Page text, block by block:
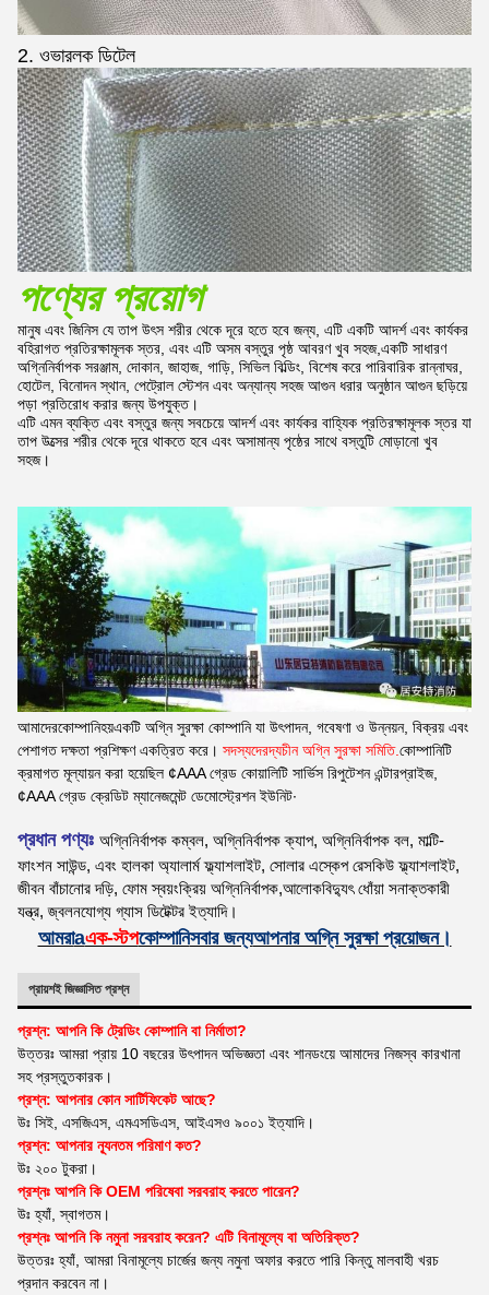
2. ওভারলক ডিটেল
পণ্যের প্রয়োগ
মানুষ এবং জিনিস যে তাপ উৎস শরীর থেকে দূরে হতে হবে জন্য, এটি একটি আদর্শ এবং কার্যকর
বহিরাগত প্রতিরক্ষামূলক স্তর, এবং এটি অসম বস্তুর পৃষ্ঠ আবরণ খুব সহজ,একটি সাধারণ
অগ্নিনির্বাপক সরঞ্জাম, দোকান, জাহাজ, গাড়ি, সিভিল বিল্ডিং, বিশেষ করে পারিবারিক রান্নাঘর,
হোটেল, বিনোদন স্থান, পেট্রোল স্টেশন এবং অন্যান্য সহজ আগুন ধরার অনুষ্ঠান আগুন ছড়িয়ে
পড়া প্রতিরোধ করার জন্য উপযুক্ত।
এটি এমন ব্যক্তি এবং বস্তুর জন্য সবচেয়ে আদর্শ এবং কার্যকর বাহ্যিক প্রতিরক্ষামূলক স্তর যা
তাপ উত্সের শরীর থেকে দূরে থাকতে হবে এবং অসামান্য পৃষ্ঠের সাথে বস্তুটি মোড়ানো খুব
সহজ।
আমাদেরকোম্পানিহয়একটি অগ্নি সুরক্ষা কোম্পানি যা উৎপাদন, গবেষণা ও উন্নয়ন, বিক্রয় এবং
পেশাগত দক্ষতা প্রশিক্ষণ একত্রিত করে। সদস্যদেরদ্যচীন অগ্নি সুরক্ষা সমিতি.কোম্পানিটি
ক্রমাগত মূল্যায়ন করা হয়েছিল ¢AAA গ্রেড কোয়ালিটি সার্ভিস রিপুটেশন এন্টারপ্রাইজ,
¢AAA গ্রেড ক্রেডিট ম্যানেজমেন্ট ডেমোস্ট্রেশন ইউনিট∙
প্রধান পণ্যঃ অগ্নিনির্বাপক কম্বল, অগ্নিনির্বাপক ক্যাপ, অগ্নিনির্বাপক বল, মাল্টি-
ফাংশন সাউন্ড, এবং হালকা অ্যালার্ম ফ্ল্যাশলাইট, সোলার এস্কেপ রেসকিউ ফ্ল্যাশলাইট,
জীবন বাঁচানোর দড়ি, ফোম স্বয়ংক্রিয় অগ্নিনির্বাপক,আলোকবিদ্যুৎ ধোঁয়া সনাক্তকারী
যন্ত্র, জ্বলনযোগ্য গ্যাস ডিটেক্টর ইত্যাদি।
আমরাaএক-স্টপকোম্পানিসবার জন্যআপনার অগ্নি সুরক্ষা প্রয়োজন।
প্রায়শই জিজ্ঞাসিত প্রশ্ন
প্রশ্ন: আপনি কি ট্রেডিং কোম্পানি বা নির্মাতা?
উত্তরঃ আমরা প্রায় 10 বছরের উৎপাদন অভিজ্ঞতা এবং শানডংয়ে আমাদের নিজস্ব কারখানা
সহ প্রস্তুতকারক।
প্রশ্ন: আপনার কোন সার্টিফিকেট আছে?
উঃ সিই, এসজিএস, এমএসডিএস, আইএসও ৯০০১ ইত্যাদি।
প্রশ্ন: আপনার ন্যূনতম পরিমাণ কত?
উঃ ২০০ টুকরা।
প্রশ্নঃ আপনি কি OEM পরিষেবা সরবরাহ করতে পারেন?
উঃ হ্যাঁ, স্বাগতম।
প্রশ্নঃ আপনি কি নমুনা সরবরাহ করেন? এটি বিনামূল্যে বা অতিরিক্ত?
উত্তরঃ হ্যাঁ, আমরা বিনামূল্যে চার্জের জন্য নমুনা অফার করতে পারি কিন্তু মালবাহী খরচ
প্রদান করবেন না।